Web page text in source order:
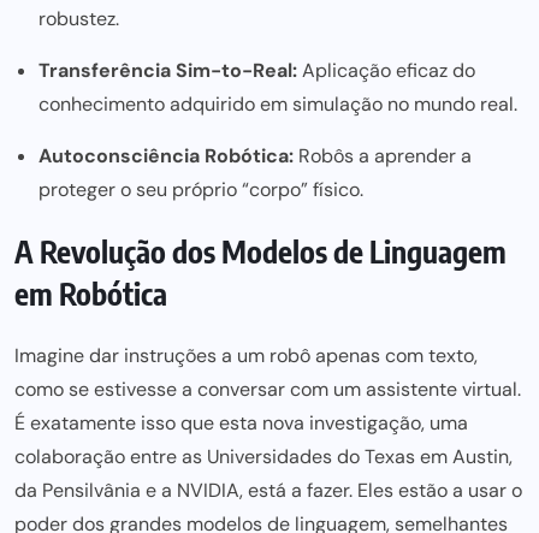
robustez.
Transferência Sim-to-Real:Aplicação eficaz do
conhecimento adquirido em simulação no mundo real.
Autoconsciência Robótica: Robôs a aprender a
proteger o seu próprio “corpo” físico.
A Revolução dos Modelos de Linguagem
em Robótica
Imagine dar instruções a um robô apenas com texto,
como se estivesse a conversar com um assistente virtual.
É exatamente isso que esta nova investigação, uma
colaboração entre as Universidades do Texas em Austin,
da Pensilvânia e a NVIDIA, está a fazer. Eles estão a usar o
poder dos grandes modelos de linguagem, semelhantes